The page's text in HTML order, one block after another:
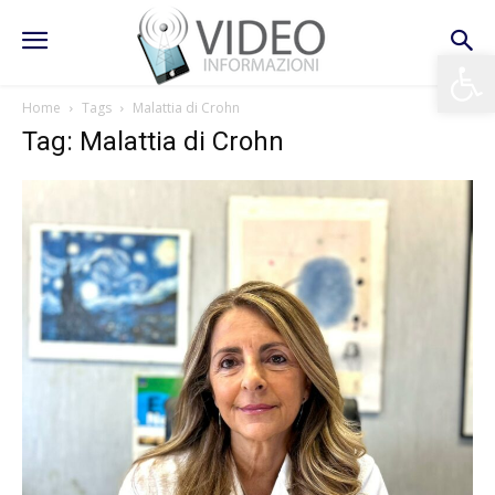
Home Tags Malattia di Crohn
Tag: Malattia di Crohn